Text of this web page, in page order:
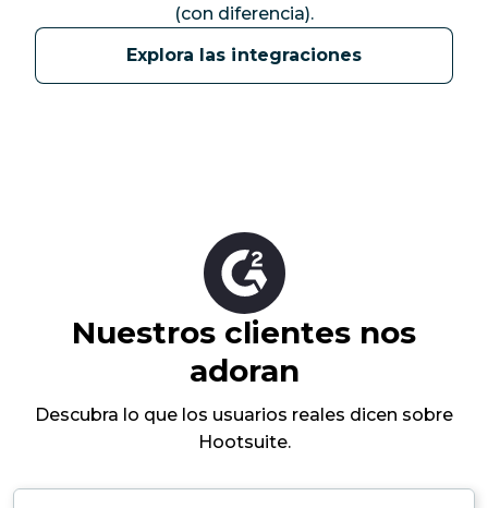
(con diferencia).
Explora las integraciones
Nuestros clientes nos
adoran
Descubra lo que los usuarios reales dicen sobre
Hootsuite.